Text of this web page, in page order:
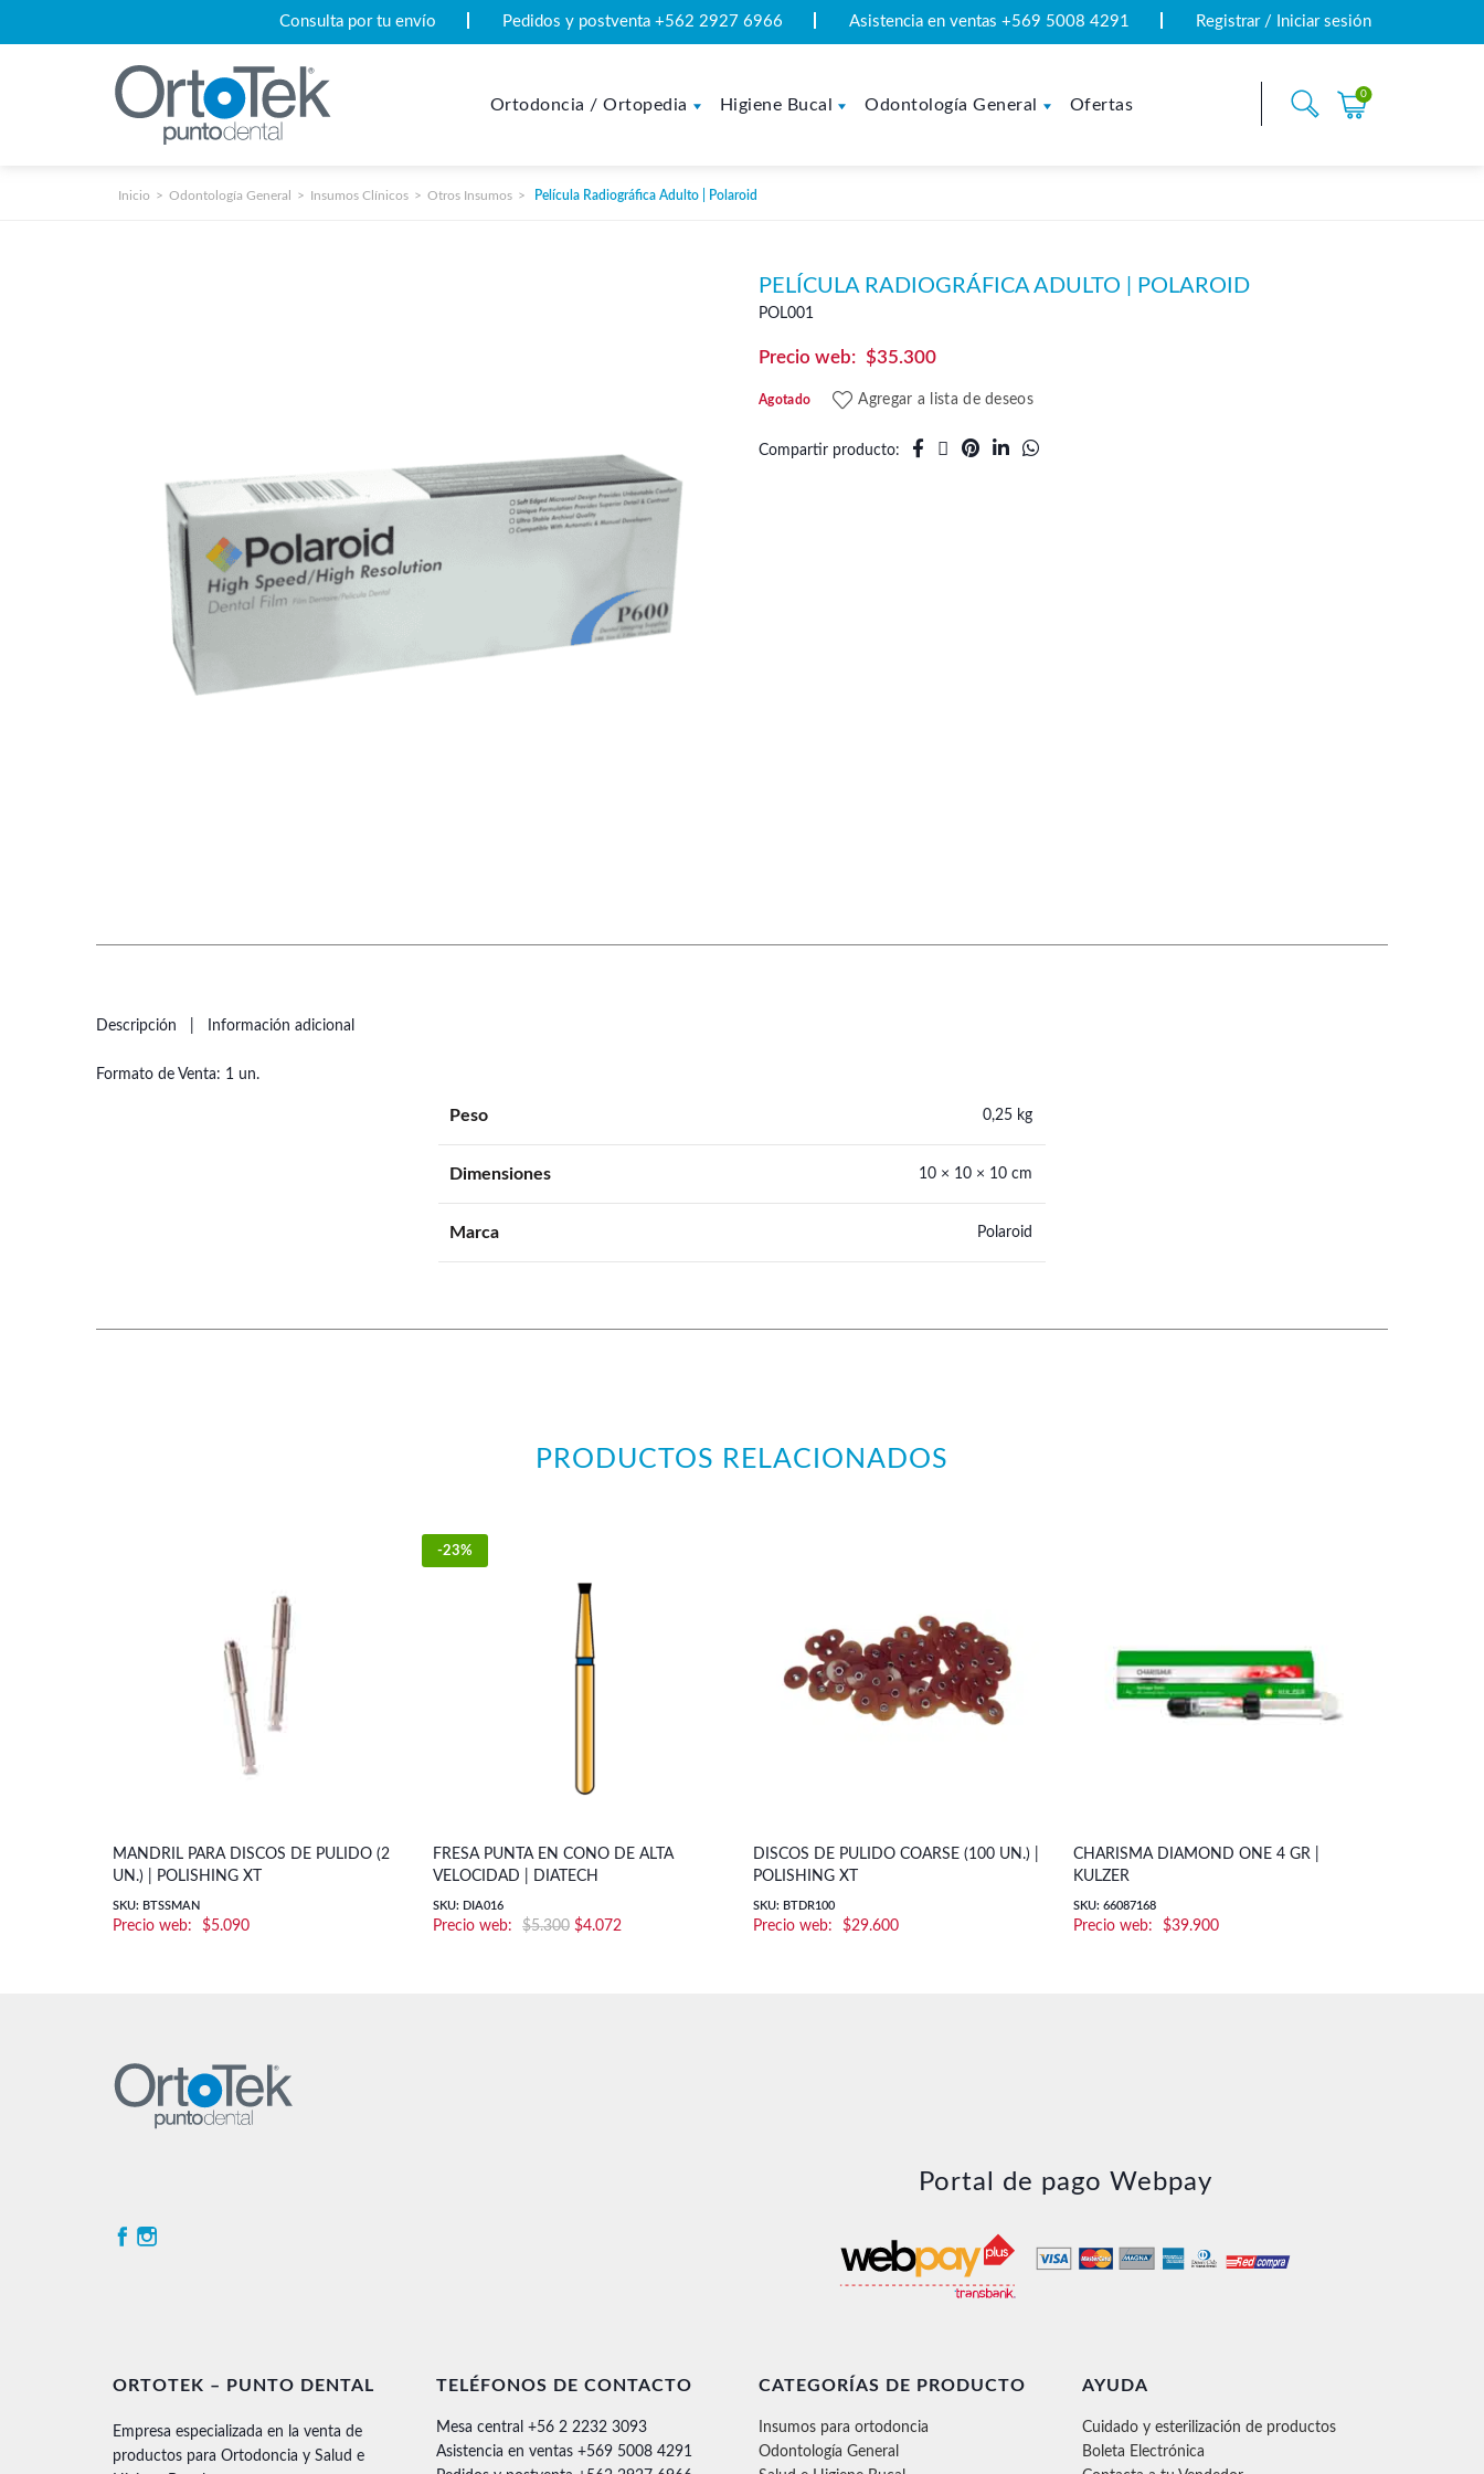
Consulta por tu envío Pedidos y postventa +562 2927 6966 Asistencia en ventas +569 5008 4291 Registrar / Iniciar sesión
Ortodoncia / Ortopedia Higiene Bucal Odontología General Ofertas
0
Inicio Odontología General Insumos Clínicos Otros Insumos Película Radiográfica Adulto | Polaroid
PELÍCULA RADIOGRÁFICA ADULTO | POLAROID
POL001
$35.300
Agotado Agregar a lista de deseos
Compartir producto
Descripción Información adicional
Formato de Venta: 1 un.
Peso 0,25 kg
Dimensiones 10 × 10 × 10 cm
Marca Polaroid
PRODUCTOS RELACIONADOS
MANDRIL PARA DISCOS DE PULIDO (2
UN.) | POLISHING XT
SKU: BTSSMAN
$5.090
-23%
FRESA PUNTA EN CONO DE ALTA
VELOCIDAD | DIATECH
SKU: DIA016
$5.300 El
$4.072
DISCOS DE PULIDO COARSE (100 UN.) |
POLISHING XT
SKU: BTDR100
$29.600
CHARISMA DIAMOND ONE 4 GR |
KULZER
SKU: 66087168
$39.900
Portal de pago Webpay
ORTOTEK – PUNTO DENTAL
Empresa especializada en la venta de
productos para Ortodoncia y Salud e
TELÉFONOS DE CONTACTO
Mesa central +56 2 2232 3093
Asistencia en ventas +569 5008 4291
CATEGORÍAS DE PRODUCTO
Insumos para ortodoncia
Odontología General
AYUDA
Cuidado y esterilización de productos
Boleta Electrónica